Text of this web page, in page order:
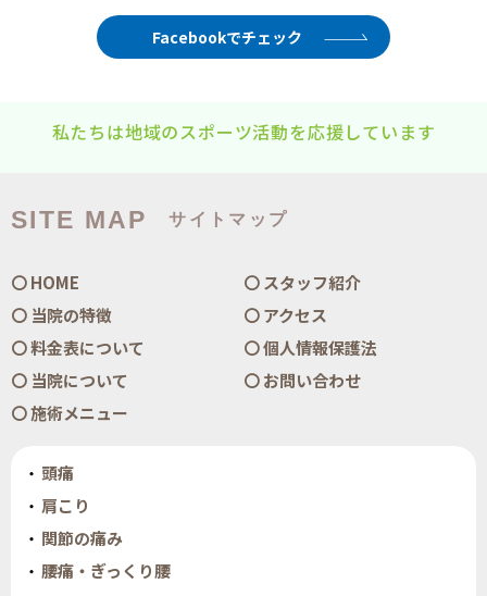
Facebookでチェック
私たちは地域のスポーツ活動を応援しています
SITE MAP サイトマップ
HOME
当院の特徴
料金表について
当院について
スタッフ紹介
アクセス
個人情報保護法
お問い合わせ
施術メニュー
頭痛
肩こり
関節の痛み
腰痛・ぎっくり腰